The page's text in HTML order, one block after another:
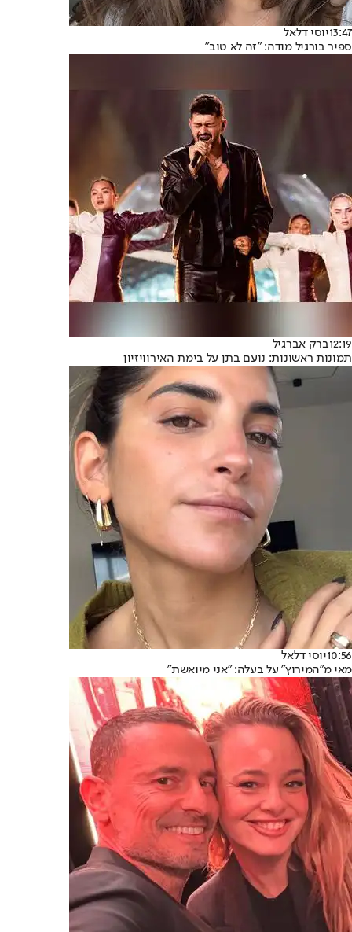
13:47יוסי דלאל
ספיר בורגיל מודה: "זה לא טוב"
12:19ברק אברגיל
תמונות ראשונות: נועם בתן על בימת האירוויזיון
10:56יוסי דלאל
מאי מ"המירוץ" על בעלה: "אני מיואשת"